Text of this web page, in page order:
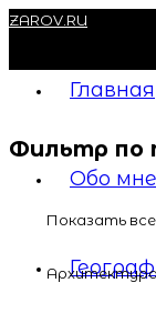
ZAROV.RU
Главная
Обо мне
Фильтр по
Показать все